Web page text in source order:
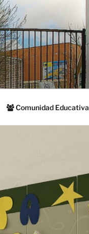
Comunidad Educativa